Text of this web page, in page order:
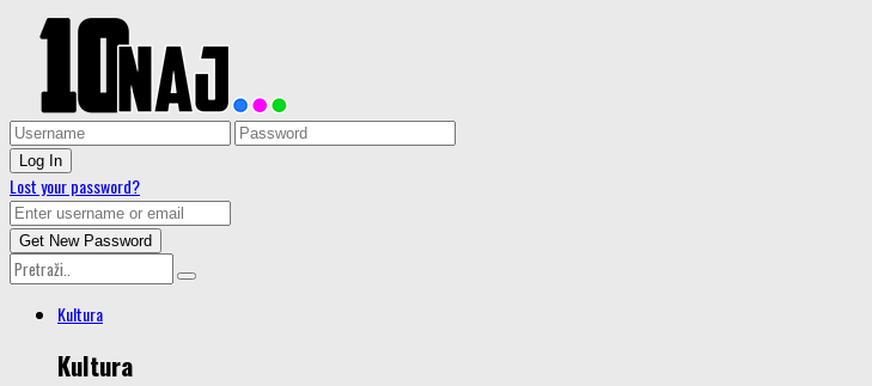
Lost your password?
Kultura
Kultura